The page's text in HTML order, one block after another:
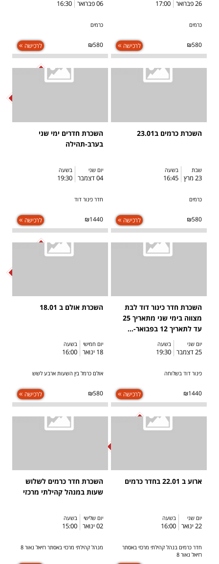
26 פברואר 17:00
כרמים
₪580 לרכישה
06 פברואר 16:30
כרמים
₪580 לרכישה
השכרת כרמים ב23.01
שבת
23 מרץ
בשעה
16:45
כרמים
₪580 לרכישה
השכרת חדרים ימי שני
בערב-תהילה
SOLD OUT
יום שני
04 דצמבר
בשעה
19:30
חדר כינור דוד
₪1440 לרכישה
השכרת חדר כינור דוד לבת
מצווה בימי שני מתאריך 25
עד לתאריך 12 בפבואר-...
יום שני
25 דצמבר
בשעה
19:30
כינור דוד בשלוחה
₪1440 לרכישה
השכרת אולם ב 18.01
SOLD OUT
יום חמישי
18 ינואר
בשעה
16:00
אולם כרמל בין השעות ארבע לשש
₪580 לרכישה
ארוע ב 22.01 בחדר כרמים
SOLD OUT
יום שני
22 ינואר
בשעה
16:00
חדר כרמים בנהל קהילתי מרכזי באסתר
רזיאל נאור 8
השכרת חדר כרמים לשלוש
שעות במנהל קהילתי מרכזי
יום שלישי
02 ינואר
בשעה
15:00
מנהל קהילתי מרכזי באסתר רזיאל נאור 8